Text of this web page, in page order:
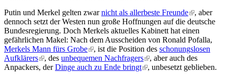
Putin und Merkel gelten zwarnicht als allerbeste Freunde(link is
external)
, aber
dennoch setzt der Westen nun große Hoffnungen auf die deutsche
Bundesregierung. Doch Merkels aktuelles Kabinett hat einen
gefährlichen Makel: Nach dem Ausscheiden von Ronald Pofalla,
Merkels Mann fürs Grobe(link is external)
, ist die Position des schonungslosen
Aufklärers(link is external)
, des unbequemen Nachfragers(link is external)
, aber auch des
Anpackers, derDinge auch zu Ende bringt(link is external)
, unbesetzt geblieben.